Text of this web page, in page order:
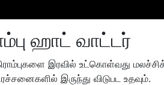
ஹாட் வாட்டர்
இரவில் உட்கொள்வது
இருந்து விடுபட உதவும்.